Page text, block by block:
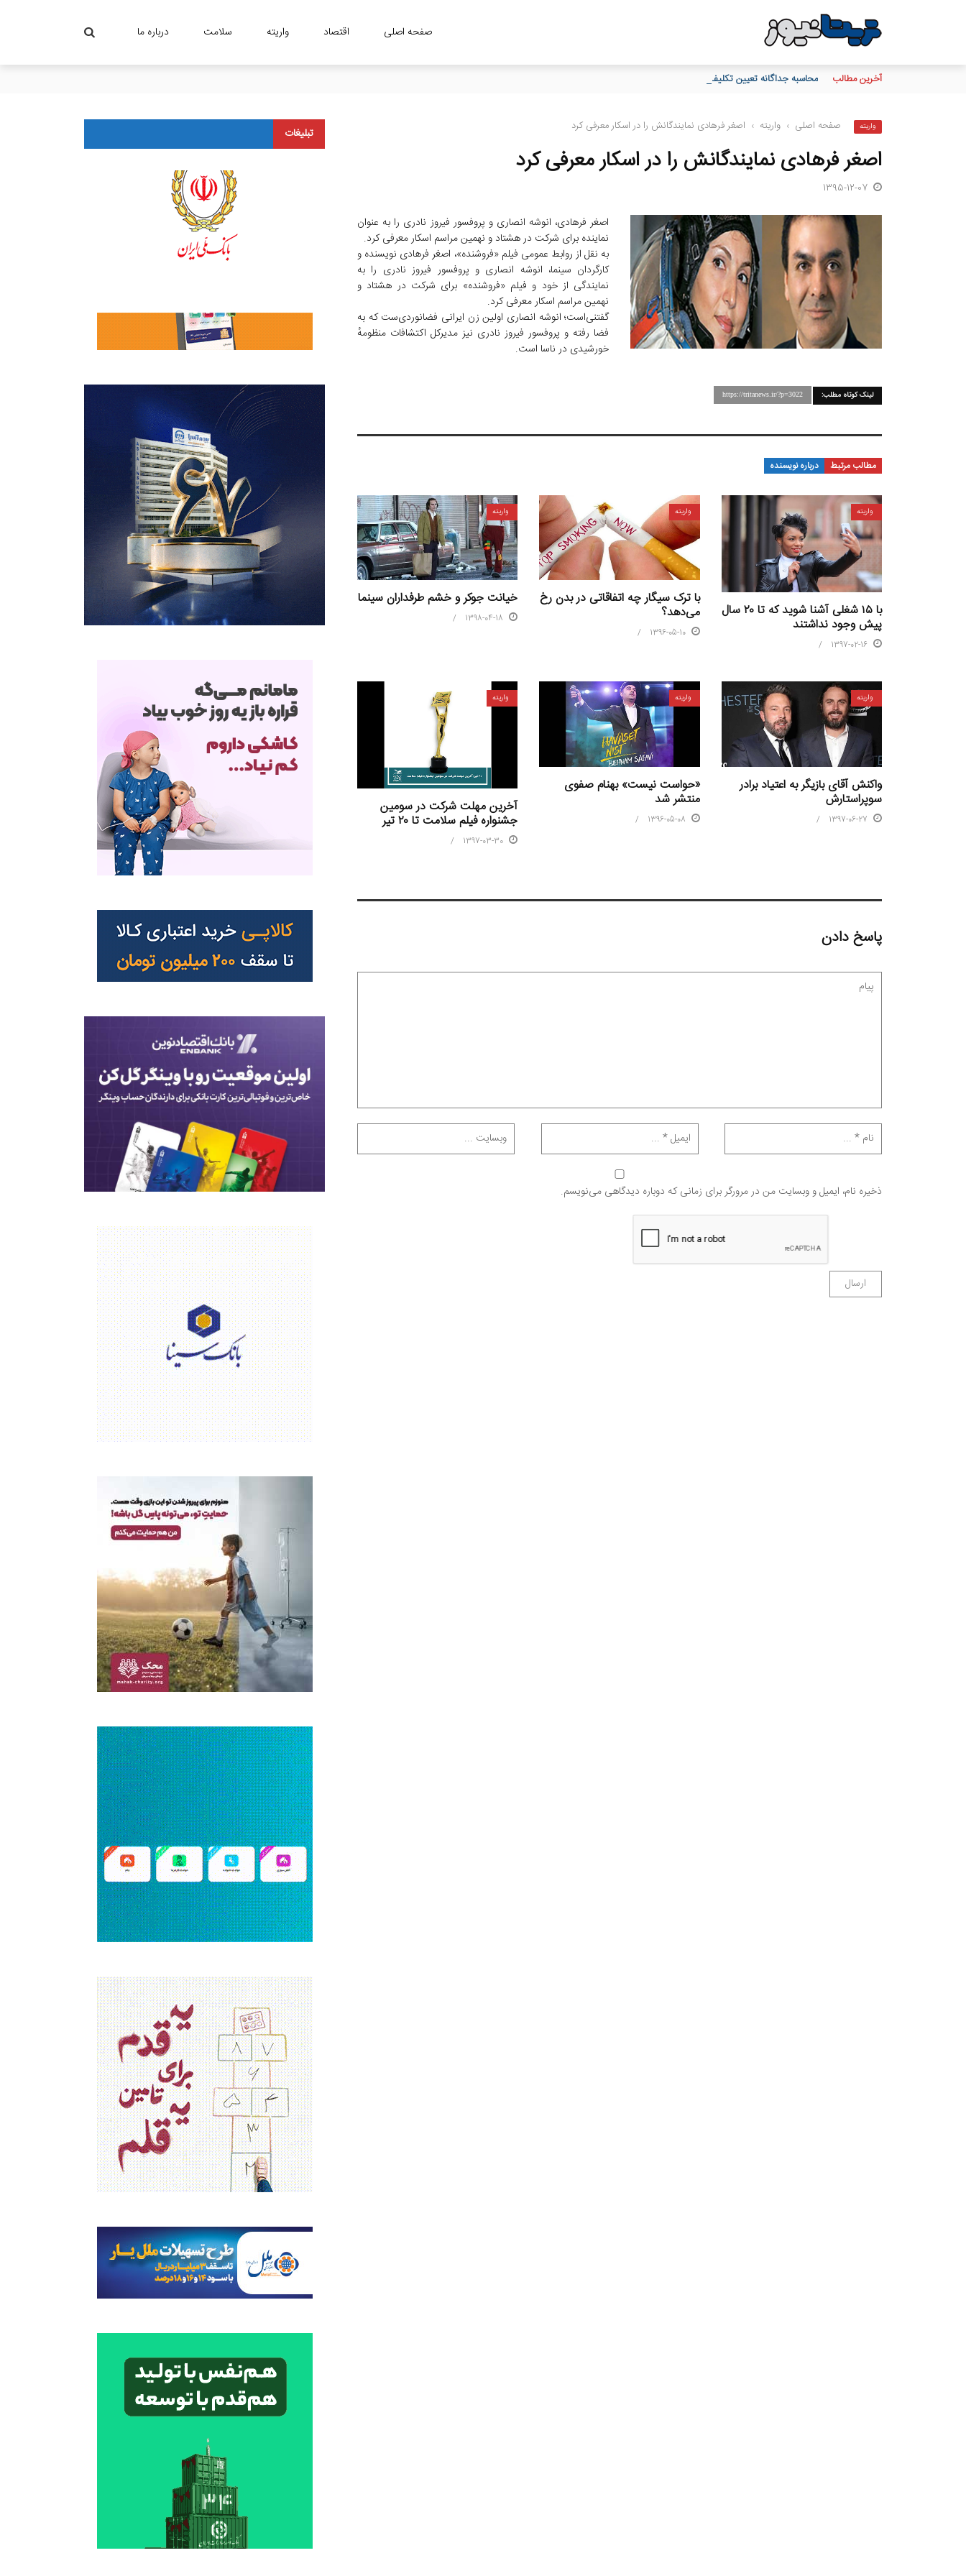
صفحه اصلی اقتصاد واریته سلامت درباره ما
آخرین مطالب محاسبه جداگانه تعیین تکلیف 80 درصد برگه چک‌های کاغذی و الکترونیکی هنگام درخواست دسته چک
واریته صفحه اصلی › واریته › اصغر فرهادی نمایندگانش را در اسکار معرفی کرد
اصغر فرهادی نمایندگانش را در اسکار معرفی کرد
1395-12-07
اصغر فرهادی، انوشه انصاری و پروفسور فیروز نادری را به عنوان
نماینده برای شرکت در هشتاد و نهمین مراسم اسکار معرفی کرد.
به نقل از روابط عمومی فیلم «فروشنده»، اصغر فرهادی نویسنده و
کارگردان سینما، انوشه انصاری و پروفسور فیروز نادری را به
نمایندگی از خود و فیلم «فروشنده» برای شرکت در هشتاد و
نهمین مراسم اسکار معرفی کرد.
گفتنی‌است؛ انوشه انصاری اولین زن ایرانی فضانوردی‌ست که به
فضا رفته و پروفسور فیروز نادری نیز مدیرکل اکتشافات منظومهٔ
خورشیدی در ناسا است.
لینک کوتاه مطلب: https://tritanews.ir/?p=3022
مطالب مرتبط درباره نویسنده
واریته
با ۱۵ شغلی آشنا شوید که تا ۲۰ سال
پیش وجود نداشتند
1397-02-16
واریته
با ترک سیگار چه اتفاقاتی در بدن رخ
می‌دهد؟
1396-05-10
واریته
خیانت جوکر و خشم طرفداران سینما
1398-04-18
واریته
واکنش آقای بازیگر به اعتیاد برادر
سوپراستارش
1397-06-27
واریته
«حواست نیست» بهنام صفوی
منتشر شد
1396-05-08
واریته
آخرین مهلت شرکت در سومین
جشنواره فیلم سلامت تا ۲۰ تیر
1397-03-30
پاسخ دادن
ذخیره نام، ایمیل و وبسایت من در مرورگر برای زمانی که دوباره دیدگاهی می‌نویسم.
تبلیغات